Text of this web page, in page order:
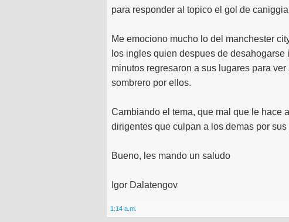
para responder al topico el gol de
Me emociono mucho lo del manchester
los ingles quien despues de
minutos regresaron a sus lugares para
sombrero por ellos.
Cambiando el tema, que mal que le hace
dirigentes que culpan a los demas por
Bueno, les mando un saludo
Igor Dalatengov
1:14 a.m.